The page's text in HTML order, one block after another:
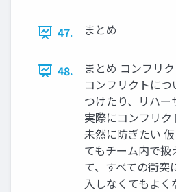
47. まとめ
48.
まとめ コンフリ
コンフリクトに
つけたり、リハー
実際にコンフリ
未然に防ぎたい
てもチーム内で扱
て、すべての衝突
入しなくてもよく